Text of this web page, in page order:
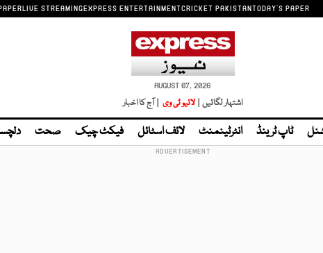
LIVE STREAMINGEXPRESS ENTERTAINMENTCRICKET PAKISTANTODAY'S PAPER
AUGUST 07, 2026
اشتہار لگائیں | لائیو ٹی وی | آج کا اخبار
ٹاپ ٹرینڈ انٹرٹینمنٹ لائف اسٹائل فیکٹ چیک صحت